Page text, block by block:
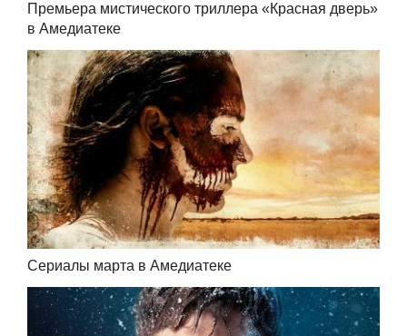
Премьера мистического триллера «Красная дверь»
в Амедиатеке
Сериалы марта в Амедиатеке